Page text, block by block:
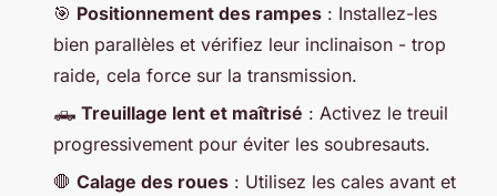
🎯 Positionnement des rampes : Installez-les
bien parallèles et vérifiez leur inclinaison - trop
raide, cela force sur la transmission.
🛻 Treuillage lent et maîtrisé : Activez le treuil
progressivement pour éviter les soubresauts.
🛑 Calage des roues : Utilisez les cales avant et